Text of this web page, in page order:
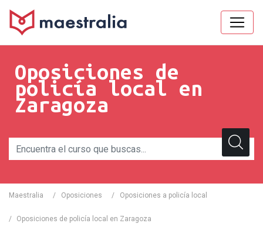
Oposiciones de
policía local en
Zaragoza
Maestralia / Oposiciones / Oposiciones a policía local
/ Oposiciones de policía local en Zaragoza